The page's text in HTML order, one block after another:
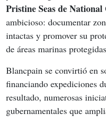
Pristine Seas de
ambicioso: documentar
intactas y promover su
de áreas marinas
Blancpain se convirtió en
financiando expediciones
resultado, numerosas
gubernamentales que